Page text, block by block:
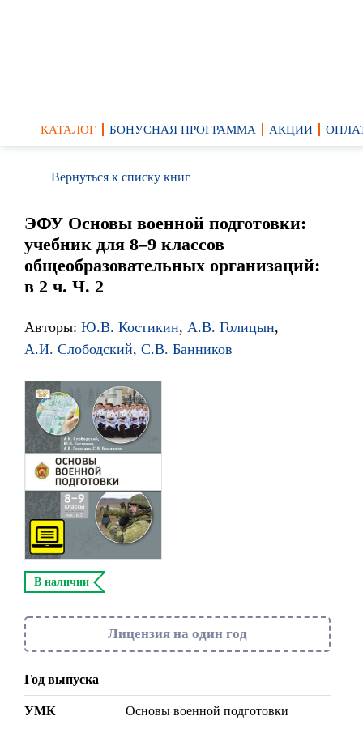
КАТАЛОГ БОНУСНАЯ ПРОГРАММА АКЦИИ
Вернуться к списку книг
ЭФУ Основы военной подготовки:
учебник для 8–9 классов
общеобразовательных организаций:
в 2 ч. Ч. 2
Авторы: Ю.В. Костикин, А.В. Голицын,
А.И. Слободский, С.В. Банников
В наличии
Лицензия на один год
Год выпуска
УМК Основы военной подготовки